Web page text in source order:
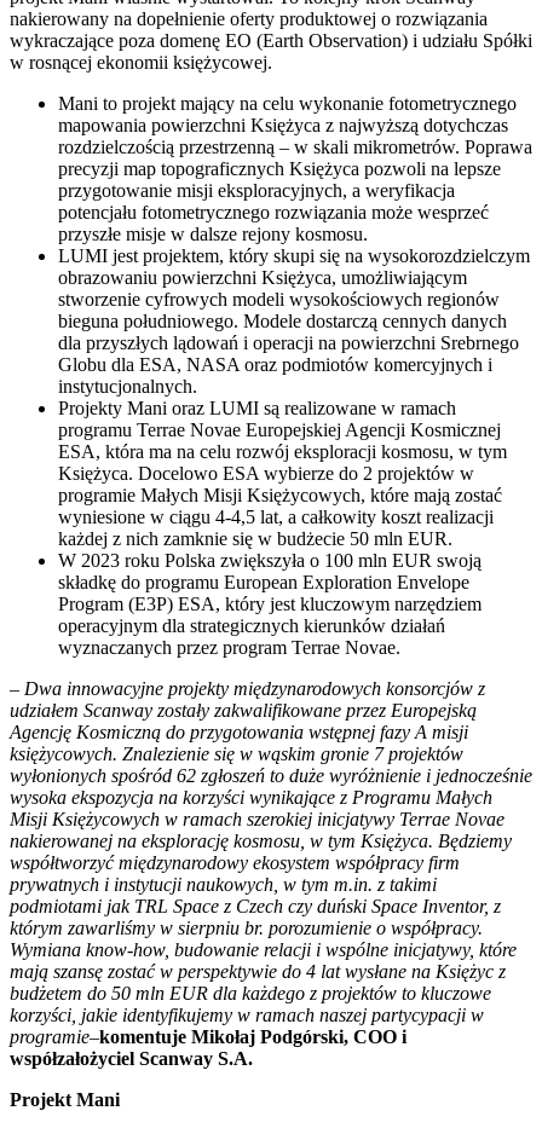
nakierowany na dopełnienie oferty produktowej o rozwiązania
wykraczające poza domenę EO (Earth Observation) i udziału Spółki
w rosnącej ekonomii księżycowej.
Mani to projekt mający na celu wykonanie fotometrycznego
mapowania powierzchni Księżyca z najwyższą dotychczas
rozdzielczością przestrzenną – w skali mikrometrów. Poprawa
precyzji map topograficznych Księżyca pozwoli na lepsze
przygotowanie misji eksploracyjnych, a weryfikacja
potencjału fotometrycznego rozwiązania może wesprzeć
przyszłe misje w dalsze rejony kosmosu.
LUMI jest projektem, który skupi się na wysokorozdzielczym
obrazowaniu powierzchni Księżyca, umożliwiającym
stworzenie cyfrowych modeli wysokościowych regionów
bieguna południowego. Modele dostarczą cennych danych
dla przyszłych lądowań i operacji na powierzchni Srebrnego
Globu dla ESA, NASA oraz podmiotów komercyjnych i
instytucjonalnych.
Projekty Mani oraz LUMI są realizowane w ramach
programu Terrae Novae Europejskiej Agencji Kosmicznej
ESA, która ma na celu rozwój eksploracji kosmosu, w tym
Księżyca. Docelowo ESA wybierze do 2 projektów w
programie Małych Misji Księżycowych, które mają zostać
wyniesione w ciągu 4-4,5 lat, a całkowity koszt realizacji
każdej z nich zamknie się w budżecie 50 mln EUR.
W 2023 roku Polska zwiększyła o 100 mln EUR swoją
składkę do programu European Exploration Envelope
Program (E3P) ESA, który jest kluczowym narzędziem
operacyjnym dla strategicznych kierunków działań
wyznaczanych przez program Terrae Novae.
– Dwa innowacyjne projekty międzynarodowych konsorcjów z
udziałem Scanway zostały zakwalifikowane przez Europejską
Agencję Kosmiczną do przygotowania wstępnej fazy A misji
księżycowych. Znalezienie się w wąskim gronie 7 projektów
wyłonionych spośród 62 zgłoszeń to duże wyróżnienie i jednocześnie
wysoka ekspozycja na korzyści wynikające z Programu Małych
Misji Księżycowych w ramach szerokiej inicjatywy Terrae Novae
nakierowanej na eksplorację kosmosu, w tym Księżyca. Będziemy
współtworzyć międzynarodowy ekosystem współpracy firm
prywatnych i instytucji naukowych, w tym m.in. z takimi
podmiotami jak TRL Space z Czech czy duński Space Inventor, z
którym zawarliśmy w sierpniu br. porozumienie o współpracy.
Wymiana know-how, budowanie relacji i wspólne inicjatywy, które
mają szansę zostać w perspektywie do 4 lat wysłane na Księżyc z
budżetem do 50 mln EUR dla każdego z projektów to kluczowe
korzyści, jakie identyfikujemy w ramach naszej partycypacji w
programie–komentuje Mikołaj Podgórski, COO i
współzałożyciel Scanway S.A.
Projekt Mani